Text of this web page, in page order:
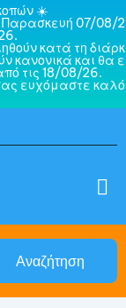
☀️
Παρασκευή 07/08/2
κατά τη διάρκ
κανονικά και θα ε
τις 18/08/26.
ευχόμαστε καλό
Αναζήτηση